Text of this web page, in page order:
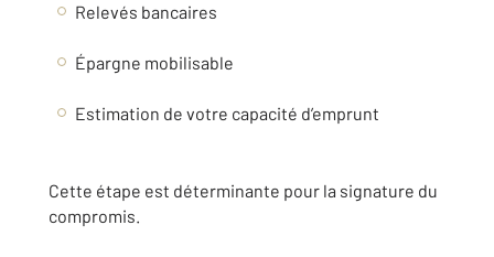
Relevés bancaires
Épargne mobilisable
Estimation de votre capacité d’emprunt
Cette étape est déterminante pour la signature du
compromis.